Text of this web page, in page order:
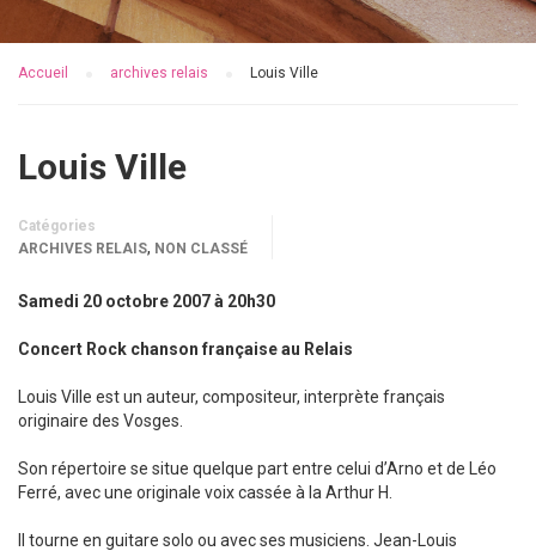
Accueil archives relais Louis Ville
Louis Ville
Catégories
ARCHIVES RELAIS, NON CLASSÉ
Samedi 20 octobre 2007 à 20h30
Concert Rock chanson française au Relais
Louis Ville est un auteur, compositeur, interprète français
originaire des Vosges.
Son répertoire se situe quelque part entre celui d’Arno et de Léo
Ferré, avec une originale voix cassée à la Arthur H.
Il tourne en guitare solo ou avec ses musiciens. Jean-Louis